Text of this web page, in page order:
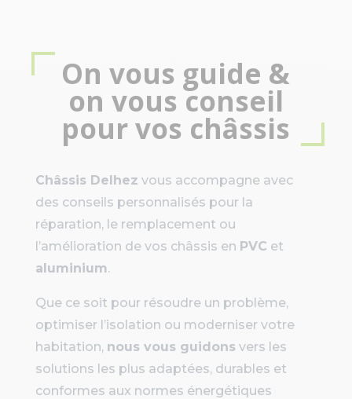
On vous guide &
on vous conseil
pour vos châssis
Châssis Delhez vous accompagne avec
des conseils personnalisés pour la
réparation, le remplacement ou
l’amélioration de vos châssis en PVC et
aluminium.
Que ce soit pour résoudre un problème,
optimiser l’isolation ou moderniser votre
habitation, nous vous guidonsvers les
solutions les plus adaptées, durables et
conformes aux normes énergétiques